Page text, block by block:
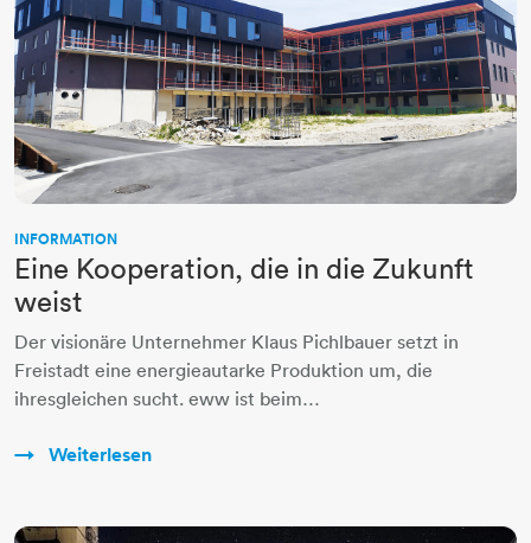
INFORMATION
Eine Kooperation, die in die Zukunft
weist
Der visionäre Unternehmer Klaus Pichlbauer setzt in
Freistadt eine energieautarke Produktion um, die
ihresgleichen sucht. eww ist beim…
Weiterlesen